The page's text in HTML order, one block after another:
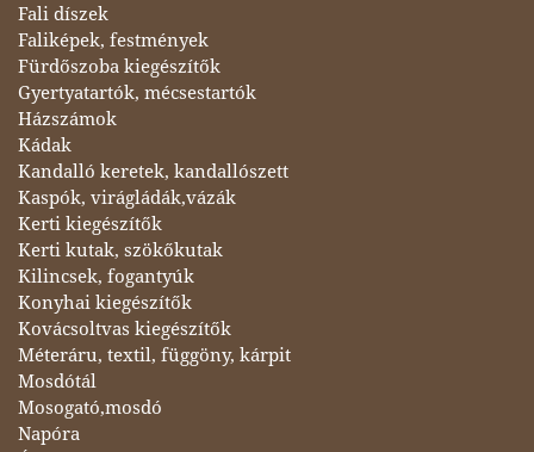
Fali díszek
Faliképek, festmények
Fürdőszoba kiegészítők
Gyertyatartók, mécsestartók
Házszámok
Kádak
Kandalló keretek, kandallószett
Kaspók, virágládák,vázák
Kerti kiegészítők
Kerti kutak, szökőkutak
Kilincsek, fogantyúk
Konyhai kiegészítők
Kovácsoltvas kiegészítők
Méteráru, textil, függöny, kárpit
Mosdótál
Mosogató,mosdó
Napóra